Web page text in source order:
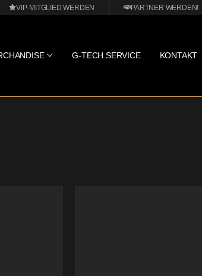
VIP-MITGLIED WERDEN PARTNER WERDEN!
G-TECH SERVICE KONTAKT